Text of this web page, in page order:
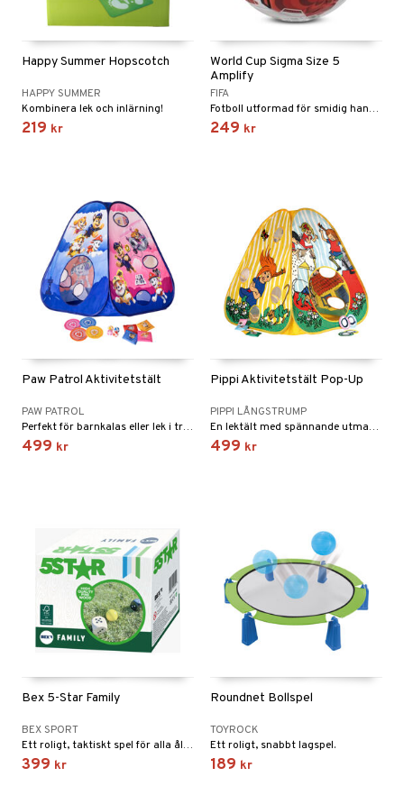
Happy Summer Hopscotch
HAPPY SUMMER
Kombinera lek och inlärning!
219 kr
World Cup Sigma Size 5
Amplify
FIFA
Fotboll utformad för smidig hantering och lång livslängd!
249 kr
Paw Patrol Aktivitetstält
PAW PATROL
Perfekt för barnkalas eller lek i trädgården!
499 kr
Pippi Aktivitetstält Pop-Up
PIPPI LÅNGSTRUMP
En lektält med spännande utmaningar!
499 kr
Bex 5-Star Family
BEX SPORT
Ett roligt, taktiskt spel för alla åldrar!
399 kr
Roundnet Bollspel
TOYROCK
Ett roligt, snabbt lagspel.
189 kr